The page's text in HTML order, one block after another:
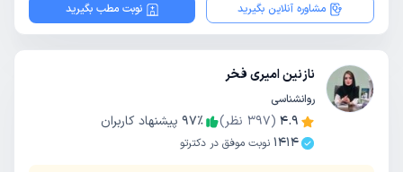
مشاوره آنلاین بگیرید نوبت مطب بگیرید
نازنین امیری فخر
روانشناسی
4.9
(
397 نظر) 97٪
پیشنهاد کاربران
1414 نوبت موفق در دکترتو